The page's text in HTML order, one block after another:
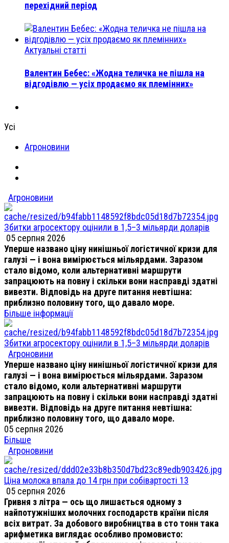
перехідний період
Актуальні статті
Валентин Бебес: «Жодна теличка не пішла на
відгодівлю — усіх продаємо як племінних»
Усі
Агроновини
Агроновини
Збитки агросектору оцінили в 1,5–3 мільярди доларів
05 серпня 2026
Уперше названо ціну нинішньої логістичної кризи для
галузі — і вона вимірюється мільярдами. Заразом
стало відомо, коли альтернативні маршрути
запрацюють на повну і скільки вони насправді здатні
вивезти. Відповідь на друге питання невтішна:
приблизно половину того, що давало море.
Більше інформації
Збитки агросектору оцінили в 1,5–3 мільярди доларів
Агроновини
Уперше названо ціну нинішньої логістичної кризи для
галузі — і вона вимірюється мільярдами. Заразом
стало відомо, коли альтернативні маршрути
запрацюють на повну і скільки вони насправді здатні
вивезти. Відповідь на друге питання невтішна:
приблизно половину того, що давало море.
05 серпня 2026
Більше
Агроновини
Ціна молока впала до 14 грн при собівартості 13
05 серпня 2026
Гривня з літра — ось що лишається одному з
найпотужніших молочних господарств країни після
всіх витрат. За добового виробництва в сто тонн така
арифметика виглядає особливо промовисто: